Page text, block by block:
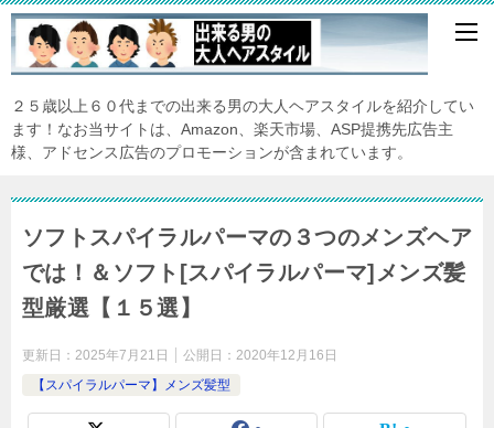
２５歳以上６０代までの出来る男の大人ヘアスタイルを紹介してい
ます！なお当サイトは、Amazon、楽天市場、ASP提携先広告主
様、アドセンス広告のプロモーションが含まれています。
ソフトスパイラルパーマの３つのメンズヘア
では！＆ソフト[スパイラルパーマ]メンズ髪
型厳選【１５選】
更新日： 2025年7月21日 公開日： 2020年12月16日
【スパイラルパーマ】メンズ髪型